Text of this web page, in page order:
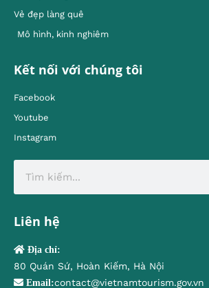
Vẻ đẹp làng quê
Mô hình, kinh nghiêm
Kết nối với chúng tôi
Facebook
Youtube
Instagram
Liên hệ
Địa chỉ:
80 Quán Sứ, Hoàn Kiếm, Hà Nội
Email:contact@vietnamtourism.gov.vn